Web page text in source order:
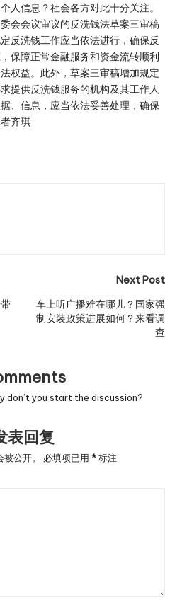
人信息？社会各方对此十分关注。
会会议审议的反洗钱法草案三审稿
反洗钱工作应当依法进行，确保反
保障正常金融服务和资金流转顺利
权益。此外，草案三审稿增加规定
提供反洗钱服务的机构及其工作人
、信息，应当依法妥善处理，确保
齐琪
Next Post
车上听广播难在哪儿？国家强
制安装政策进展如何？来看调
查
don’t you start the discussion?
表回复
公开。 必填项已用 *标注